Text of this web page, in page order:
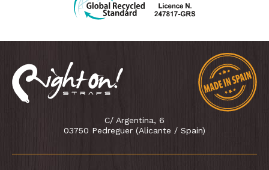
C/ Argentina, 6
03750 Pedreguer (Alicante / Spain)